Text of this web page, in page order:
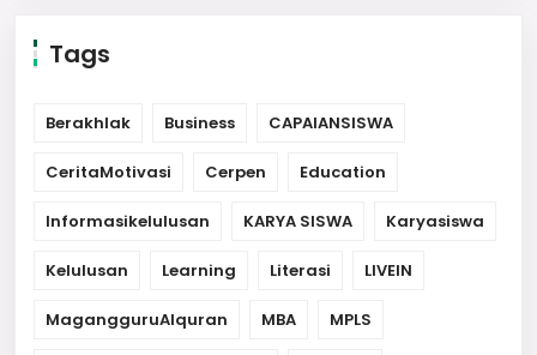
Tags
Berakhlak Business CAPAIANSISWA
CeritaMotivasi Cerpen Education
Informasikelulusan KARYA SISWA Karyasiswa
Kelulusan Learning Literasi LIVEIN
MagangguruAlquran MBA MPLS